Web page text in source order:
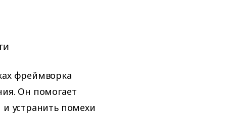
фреймворка
Он помогает
и устранить помехи